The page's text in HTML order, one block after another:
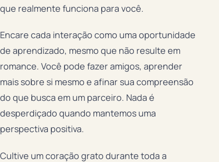
que realmente funciona para você.
Encare cada interação como uma oportunidade
de aprendizado, mesmo que não resulte em
romance. Você pode fazer amigos, aprender
mais sobre si mesmo e afinar sua compreensão
do que busca em um parceiro. Nada é
desperdiçado quando mantemos uma
perspectiva positiva.
Cultive um coração grato durante toda a